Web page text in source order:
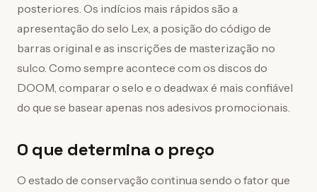
posteriores. Os indícios mais rápidos são a
apresentação do selo Lex, a posição do código de
barras original e as inscrições de masterização no
sulco. Como sempre acontece com os discos do
DOOM, comparar o selo e o deadwax é mais confiável
do que se basear apenas nos adesivos promocionais.
O que determina o preço
O estado de conservação continua sendo o fator que